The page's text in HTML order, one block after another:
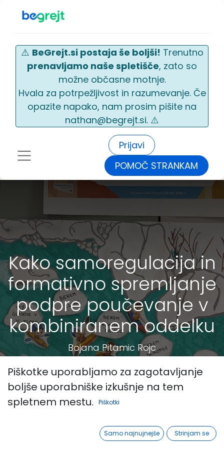
Prijavi
POMOČ STRANKAM
⚠️ BeGrejt.si postaja še boljši! Trenutno
prenavljamo naše spletišče, zato so
možne občasne motnje.
Hvala za potrpežljivost in razumevanje. Če
opazite napako, nam prosim pišite na
nathan@begrejt.si. ⚠️
Kako samoregulacija in
formativno spremljanje
podpre poučevanje v
kombiniranem oddelku
Bojana Pitamic Rojc
Piškotke uporabljamo za zagotavljanje
boljše uporabniške izkušnje na tem
spletnem mestu.
Piškotki
Samo najnujnejše Strinjam se